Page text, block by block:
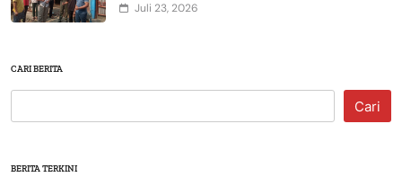
Juli 23, 2026
CARI BERITA
Cari
BERITA TERKINI